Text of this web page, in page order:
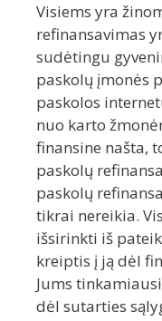
Visiems yra
refinansavimas
sudėtingu
paskolų įmonės
paskolos
nuo karto
finansine našta,
paskolų
paskolų
tikrai nereikia.
išsirinkti iš
kreiptis į ją dėl
Jums
dėl sutarties